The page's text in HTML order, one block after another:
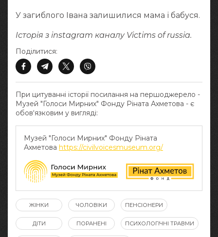
У загиблого Івана залишилися мама і бабуся.
Історія з instagram каналу Victims of russia.
При цитуванні історії посилання на першоджерело -
Музей "Голоси Мирних" Фонду Ріната Ахметова - є
обов‘язковим у вигляді:
Музей "Голоси Мирних" Фонду Ріната
Ахметова https://civilvoicesmuseum.org/
Поділитися:
ЖІНКИ ЧОЛОВІКИ ПЕНСІОНЕРИ
ДІТИ ПОРАНЕНІ ПСИХОЛОГІЧНІ ТРАВМИ